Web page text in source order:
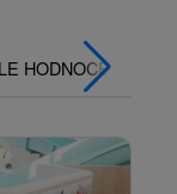
HODNOCENÍ